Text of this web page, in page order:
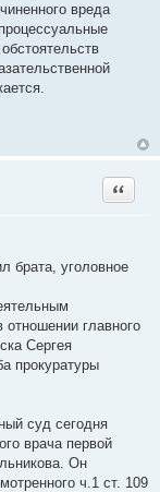
вреда
Цитата
брата, уголовное
главного
Сергея
прокуратуры
суд сегодня
врача первой
Он
ч.1 ст. 109